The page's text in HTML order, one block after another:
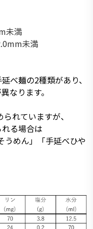
未満
未満
べ麺の2種類があり、
なります。
れていますが、
る場合は
うめん」「手延べひや